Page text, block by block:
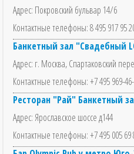
Адрес: Покровский бульвар 14/6
Контактные телефоны: 8 495 917 95
Банкетный зал "Свадебный
Адрес: г. Москва, Спартаковский
Контактные телефоны: +7 495 969-
Ресторан "Рай" Банкетный
Адрес: Ярославское шоссе д144
Контактные телефоны: +7 495 005 69